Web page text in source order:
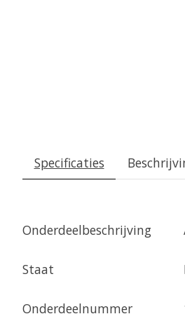
Specificaties
Onderdeelbeschrijving
Staat
Onderdeelnummer